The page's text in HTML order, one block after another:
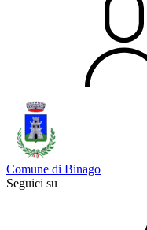
Comune di Binago
Seguici su